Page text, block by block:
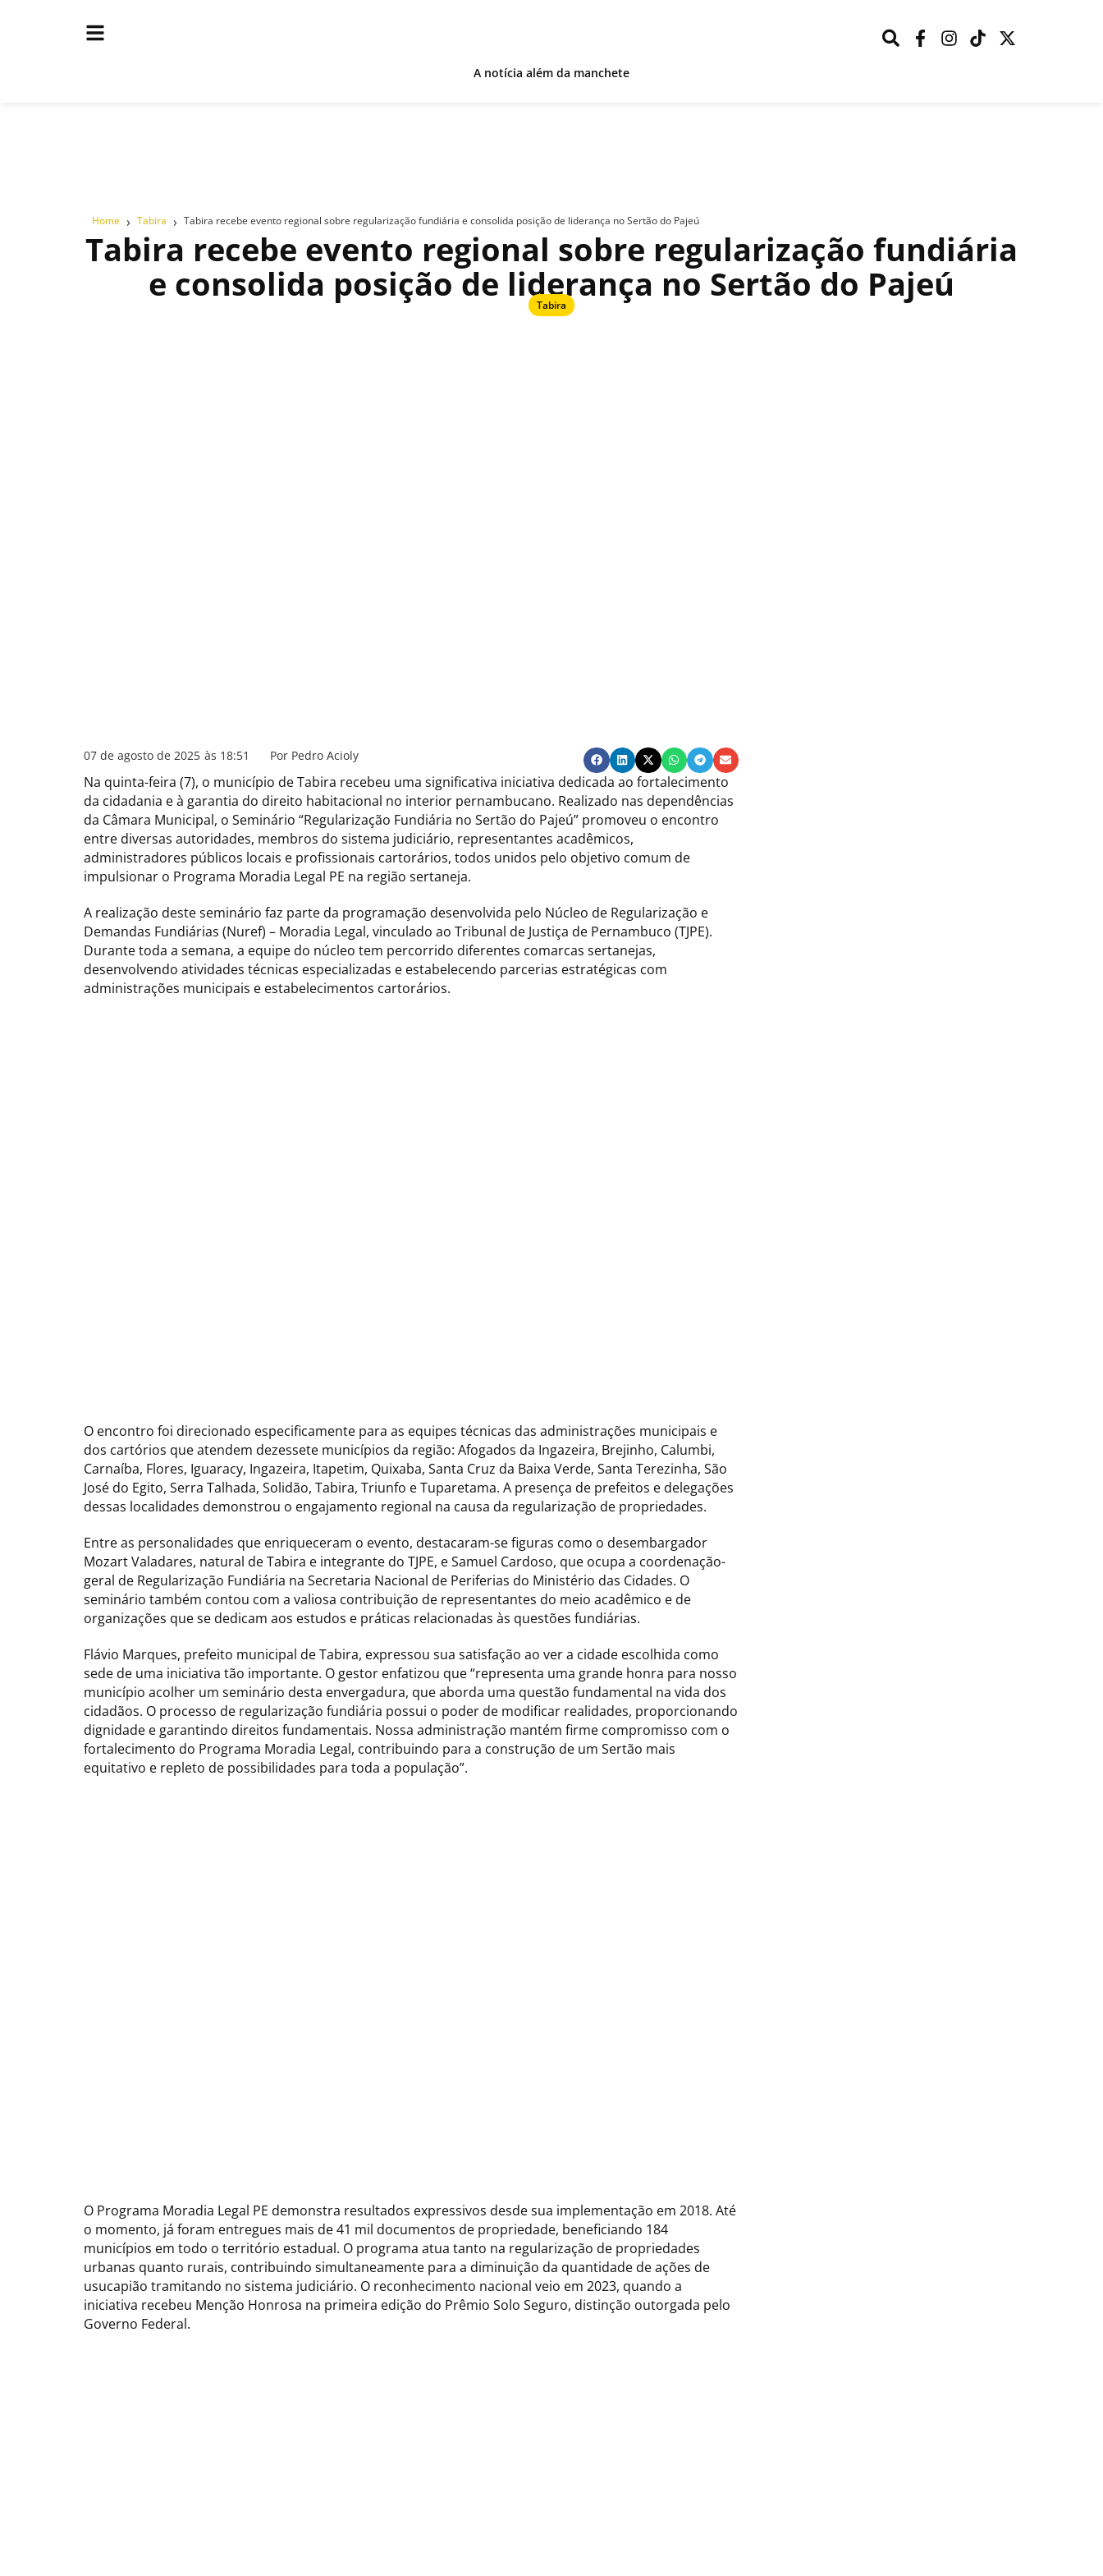
A notícia além da manchete
Home › Tabira › Tabira recebe evento regional sobre regularização fundiária e consolida posição de liderança no Sertão do Pajeú
Tabira recebe evento regional sobre regularização fundiária
e consolida posição de liderança no Sertão do Pajeú
Tabira
07 de agosto de 2025 às 18:51 Por Pedro Acioly
Na quinta-feira (7), o município de Tabira recebeu uma significativa iniciativa dedicada ao fortalecimento
da cidadania e à garantia do direito habitacional no interior pernambucano. Realizado nas dependências
da Câmara Municipal, o Seminário “Regularização Fundiária no Sertão do Pajeú” promoveu o encontro
entre diversas autoridades, membros do sistema judiciário, representantes acadêmicos,
administradores públicos locais e profissionais cartorários, todos unidos pelo objetivo comum de
impulsionar o Programa Moradia Legal PE na região sertaneja.
A realização deste seminário faz parte da programação desenvolvida pelo Núcleo de Regularização e
Demandas Fundiárias (Nuref) – Moradia Legal, vinculado ao Tribunal de Justiça de Pernambuco (TJPE).
Durante toda a semana, a equipe do núcleo tem percorrido diferentes comarcas sertanejas,
desenvolvendo atividades técnicas especializadas e estabelecendo parcerias estratégicas com
administrações municipais e estabelecimentos cartorários.
O encontro foi direcionado especificamente para as equipes técnicas das administrações municipais e
dos cartórios que atendem dezessete municípios da região: Afogados da Ingazeira, Brejinho, Calumbi,
Carnaíba, Flores, Iguaracy, Ingazeira, Itapetim, Quixaba, Santa Cruz da Baixa Verde, Santa Terezinha, São
José do Egito, Serra Talhada, Solidão, Tabira, Triunfo e Tuparetama. A presença de prefeitos e delegações
dessas localidades demonstrou o engajamento regional na causa da regularização de propriedades.
Entre as personalidades que enriqueceram o evento, destacaram-se figuras como o desembargador
Mozart Valadares, natural de Tabira e integrante do TJPE, e Samuel Cardoso, que ocupa a coordenação-
geral de Regularização Fundiária na Secretaria Nacional de Periferias do Ministério das Cidades. O
seminário também contou com a valiosa contribuição de representantes do meio acadêmico e de
organizações que se dedicam aos estudos e práticas relacionadas às questões fundiárias.
Flávio Marques, prefeito municipal de Tabira, expressou sua satisfação ao ver a cidade escolhida como
sede de uma iniciativa tão importante. O gestor enfatizou que “representa uma grande honra para nosso
município acolher um seminário desta envergadura, que aborda uma questão fundamental na vida dos
cidadãos. O processo de regularização fundiária possui o poder de modificar realidades, proporcionando
dignidade e garantindo direitos fundamentais. Nossa administração mantém firme compromisso com o
fortalecimento do Programa Moradia Legal, contribuindo para a construção de um Sertão mais
equitativo e repleto de possibilidades para toda a população”.
O Programa Moradia Legal PE demonstra resultados expressivos desde sua implementação em 2018. Até
o momento, já foram entregues mais de 41 mil documentos de propriedade, beneficiando 184
municípios em todo o território estadual. O programa atua tanto na regularização de propriedades
urbanas quanto rurais, contribuindo simultaneamente para a diminuição da quantidade de ações de
usucapião tramitando no sistema judiciário. O reconhecimento nacional veio em 2023, quando a
iniciativa recebeu Menção Honrosa na primeira edição do Prêmio Solo Seguro, distinção outorgada pelo
Governo Federal.